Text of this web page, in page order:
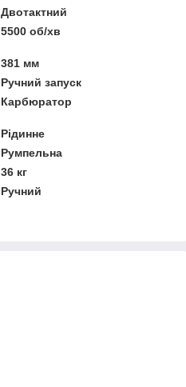
Двотактний
5500 об/хв
381 мм
Ручний запуск
Карбюратор
Рідинне
Румпельна
36 кг
Ручний